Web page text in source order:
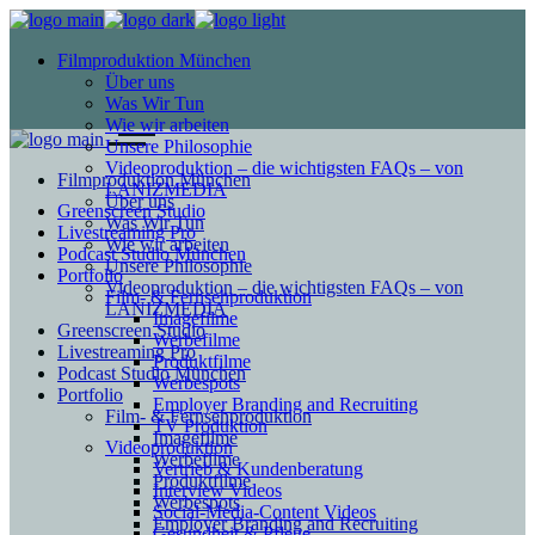
Filmproduktion München
Über uns
Was Wir Tun
Wie wir arbeiten
Unsere Philosophie
Videoproduktion – die wichtigsten FAQs – von
LANIZMEDIA
Greenscreen Studio
Livestreaming Pro
Podcast Studio München
Portfolio
Film- & Fernsehproduktion
Imagefilme
Werbefilme
Produktfilme
Werbespots
Employer Branding and Recruiting
TV Produktion
Videoproduktion
Vertrieb & Kundenberatung
Interview Videos
Social-Media-Content Videos
Filmproduktion München
Über uns
Was Wir Tun
Wie wir arbeiten
Unsere Philosophie
Videoproduktion – die wichtigsten FAQs – von
LANIZMEDIA
Greenscreen Studio
Livestreaming Pro
Podcast Studio München
Portfolio
Film- & Fernsehproduktion
Imagefilme
Werbefilme
Produktfilme
Werbespots
Employer Branding and Recruiting